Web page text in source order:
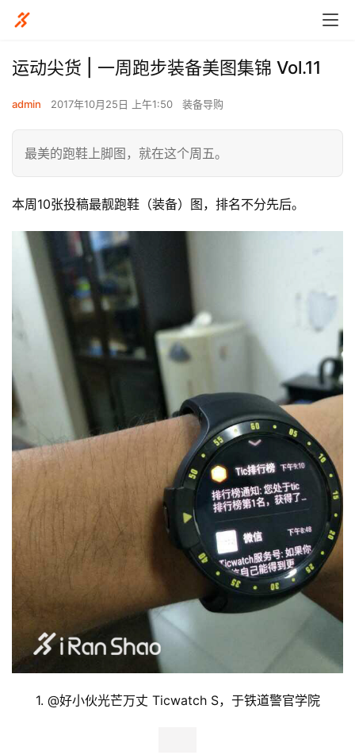
运动尖货 | 一周跑步装备美图集锦 Vol.11
admin 2017年10月25日 上午1:50 装备导购
最美的跑鞋上脚图，就在这个周五。
本周10张投稿最靓跑鞋（装备）图，排名不分先后。
1. @好小伙光芒万丈 Ticwatch S，于铁道警官学院